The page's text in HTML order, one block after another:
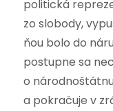
politická
zo slobody,
ňou bolo do
postupne sa
o
a pokračuje v